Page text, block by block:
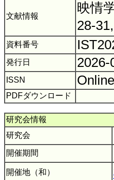
文献情報
映情
28-
資料番号
発行日 2026-
ISSN
PDFダウンロード
研究会情報
研究会
開催期間
開催地（和）